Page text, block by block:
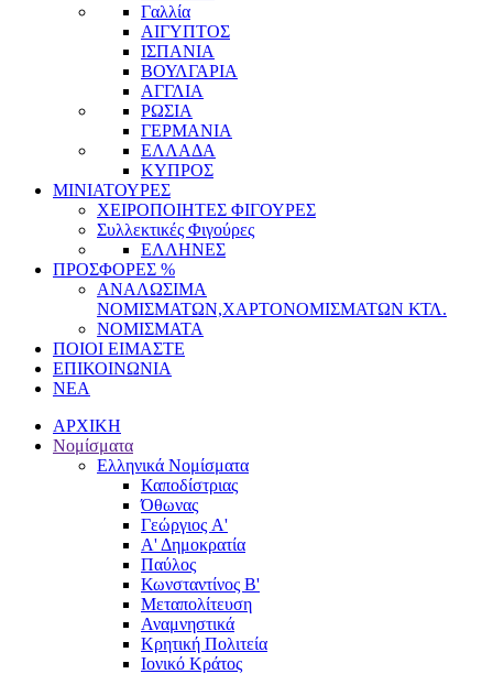
Γαλλία
ΑΙΓΥΠΤΟΣ
ΙΣΠΑΝΙΑ
ΒΟΥΛΓΑΡΙΑ
ΑΓΓΛΙΑ
ΡΩΣΙΑ
ΓΕΡΜΑΝΙΑ
ΕΛΛΑΔΑ
ΚΥΠΡΟΣ
ΜΙΝΙΑΤΟΥΡΕΣ
ΧΕΙΡΟΠΟΙΗΤΕΣ ΦΙΓΟΥΡΕΣ
Συλλεκτικές Φιγούρες
ΕΛΛΗΝΕΣ
ΠΡΟΣΦΟΡΕΣ %
ΑΝΑΛΩΣΙΜΑ
ΝΟΜΙΣΜΑΤΩΝ,ΧΑΡΤΟΝΟΜΙΣΜΑΤΩΝ ΚΤΛ.
ΝΟΜΙΣΜΑΤΑ
ΠΟΙΟΙ ΕΙΜΑΣΤΕ
ΕΠΙΚΟΙΝΩΝΙΑ
ΝΕΑ
ΑΡΧΙΚΗ
Νομίσματα
Ελληνικά Νομίσματα
Καποδίστριας
Όθωνας
Γεώργιος A'
Α' Δημοκρατία
Παύλος
Κωνσταντίνος Β'
Μεταπολίτευση
Αναμνηστικά
Κρητική Πολιτεία
Ιονικό Κράτος